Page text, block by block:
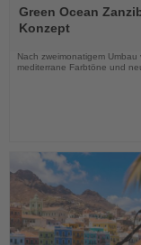
Sie
die
Nachrichten
Green Ocean
Konzept
Nach zweimonatigem
mediterrane Farbtöne und